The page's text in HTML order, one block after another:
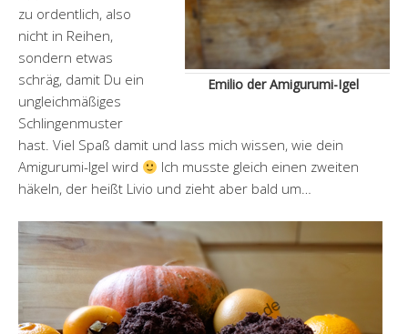
Emilio der Amigurumi-Igel
zu ordentlich, also
nicht in Reihen,
sondern etwas
schräg, damit Du ein
ungleichmäßiges
Schlingenmuster
hast. Viel Spaß damit und lass mich wissen, wie dein
Amigurumi-Igel wird
Ich musste gleich einen zweiten
häkeln, der heißt Livio und zieht aber bald um…